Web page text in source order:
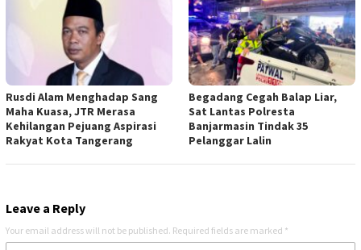
Rusdi Alam Menghadap Sang
Maha Kuasa, JTR Merasa
Kehilangan Pejuang Aspirasi
Rakyat Kota Tangerang
Begadang Cegah Balap Liar,
Sat Lantas Polresta
Banjarmasin Tindak 35
Pelanggar Lalin
Leave a Reply
Your email address will not be published. Required fields are marked *